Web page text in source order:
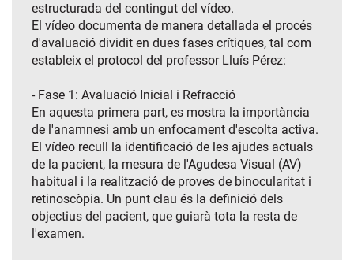
estructurada del contingut del vídeo.
El vídeo documenta de manera detallada el procés
d'avaluació dividit en dues fases crítiques, tal com
estableix el protocol del professor Lluís Pérez:
- Fase 1: Avaluació Inicial i Refracció
En aquesta primera part, es mostra la importància
de l'anamnesi amb un enfocament d'escolta activa.
El vídeo recull la identificació de les ajudes actuals
de la pacient, la mesura de l'Agudesa Visual (AV)
habitual i la realització de proves de binocularitat i
retinoscòpia. Un punt clau és la definició dels
objectius del pacient, que guiarà tota la resta de
l'examen.